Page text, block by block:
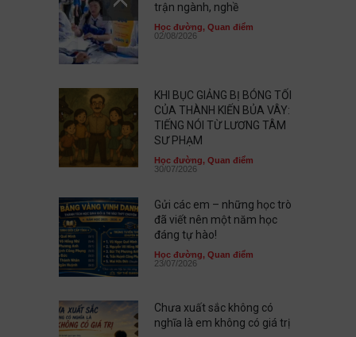
trận ngành, nghề
Học đường, Quan điểm
02/08/2026
KHI BỤC GIẢNG BỊ BÓNG TỐI
CỦA THÀNH KIẾN BỦA VÂY:
TIẾNG NÓI TỪ LƯƠNG TÂM
SƯ PHẠM
Học đường, Quan điểm
30/07/2026
Gửi các em – những học trò
đã viết nên một năm học
đáng tự hào!
Học đường, Quan điểm
23/07/2026
Chưa xuất sắc không có
nghĩa là em không có giá trị